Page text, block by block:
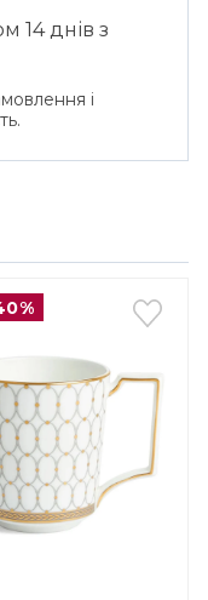
14 днів з
і